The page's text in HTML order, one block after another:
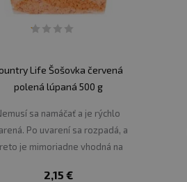
Life Šošovka červená
polená lúpaná 500 g
sa namáčať a je rýchlo
Po uvarení sa rozpadá, a
je mimoriadne vhodná na
2,15 €